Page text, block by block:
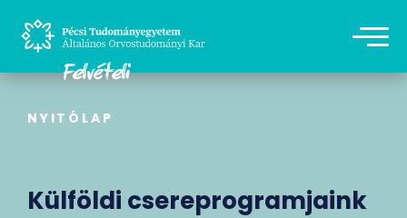
NYITÓLAP
Külföldi csereprogramjaink